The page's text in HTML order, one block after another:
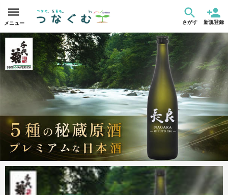
メニュー さがす 新規登録